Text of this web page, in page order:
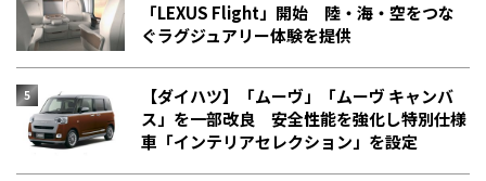
「LEXUS Flight」開始 陸・海・空をつな
ぐラグジュアリー体験を提供
【ダイハツ】「ムーヴ」「ムーヴ キャンバ
ス」を一部改良 安全性能を強化し特別仕様
車「インテリアセレクション」を設定